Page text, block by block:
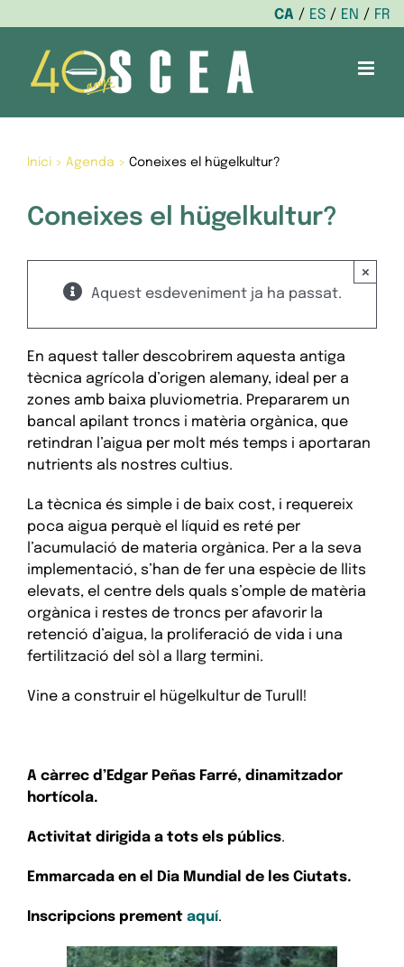
CA ES EN
FR
content
Inici> Agenda > Coneixes el hügelkultur?
Coneixes el hügelkultur?
Aquest esdeveniment ja ha passat.
×
En aquest taller descobrirem aquesta antiga
tècnica agrícola d’origen alemany, ideal per a
zones amb baixa pluviometria. Prepararem un
bancal apilant troncs i matèria orgànica, que
retindran l’aigua per molt més temps i aportaran
nutrients als nostres cultius.
La tècnica és simple i de baix cost, i requereix
poca aigua perquè el líquid es reté per
l’acumulació de materia orgànica. Per a la seva
implementació, s’han de fer una espècie de llits
elevats, el centre dels quals s’omple de matèria
orgànica i restes de troncs per afavorir la
retenció d’aigua, la proliferació de vida i una
fertilització del sòl a llarg termini.
Vine a construir el hügelkultur de Turull!
A càrrec d’Edgar Peñas Farré, dinamitzador
hortícola.
Activitat dirigida a tots els públics.
Emmarcada en el Dia Mundial de les Ciutats.
Inscripcions prement aquí.